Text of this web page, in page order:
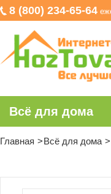
8 (800) 234-65-64
Всё для дома
Главная Всё для дома